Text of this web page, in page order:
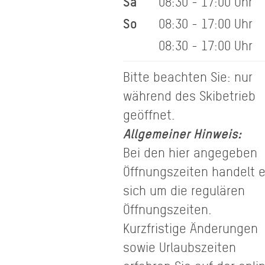
So
08:30 - 17:00 Uhr
08:30 - 17:00 Uhr
Bitte beachten Sie: nur
während des Skibetrieb
geöffnet.
Allgemeiner Hinweis:
Bei den hier angegeben
Öffnungszeiten handelt
sich um die regulären
Öffnungszeiten.
Kurzfristige Änderungen
sowie Urlaubszeiten